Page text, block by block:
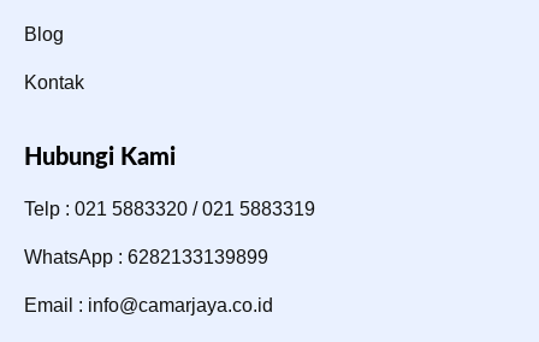
Blog
Kontak
Hubungi Kami
Telp : 021 5883320 / 021 5883319
WhatsApp : 6282133139899
Email : info@camarjaya.co.id